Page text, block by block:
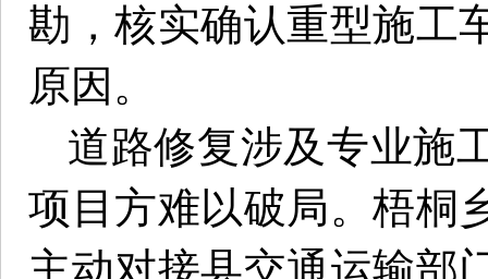
勘，核实确认重型施工
原因。
道路修复涉及专业施
项目方难以破局。梧桐
主动对接县交通运输部